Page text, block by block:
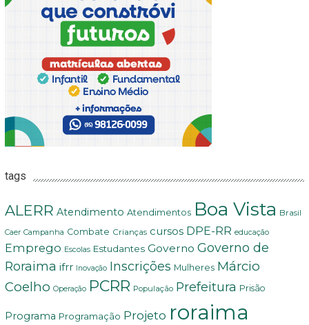
tags
ALERR Atendimento Atendimentos Boa Vista Brasil
Caer Campanha Combate Crianças cursos DPE-RR educação
Emprego Escolas Estudantes Governo Governo de
Roraima ifrr Inovação Inscrições Mulheres Márcio
Coelho Operação PCRR População Prefeitura Prisão
Programa Programação Projeto roraima